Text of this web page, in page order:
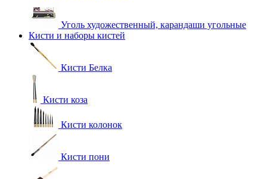
Уголь художественный, карандаши угольные
Кисти и наборы кистей
Кисти Белка
Кисти коза
Кисти колонок
Кисти пони